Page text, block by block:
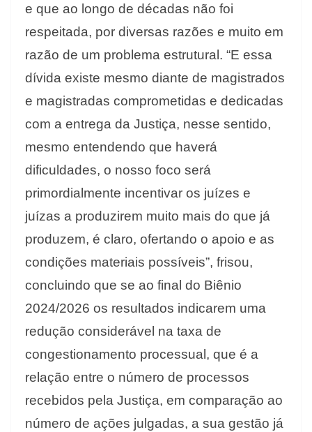
e que ao longo de décadas não foi
respeitada, por diversas razões e muito em
razão de um problema estrutural. “E essa
dívida existe mesmo diante de magistrados
e magistradas comprometidas e dedicadas
com a entrega da Justiça, nesse sentido,
mesmo entendendo que haverá
dificuldades, o nosso foco será
primordialmente incentivar os juízes e
juízas a produzirem muito mais do que já
produzem, é claro, ofertando o apoio e as
condições materiais possíveis”, frisou,
concluindo que se ao final do Biênio
2024/2026 os resultados indicarem uma
redução considerável na taxa de
congestionamento processual, que é a
relação entre o número de processos
recebidos pela Justiça, em comparação ao
número de ações julgadas, a sua gestão já